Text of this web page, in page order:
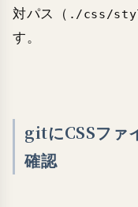
対パス（ ./css/
す。
gitにCSSファ
確認